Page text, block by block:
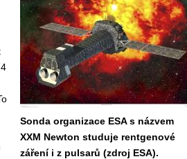
Sonda organizace ESA s názvem
XXM Newton studuje rentgenové
záření i z pulsarů (zdroj ESA).